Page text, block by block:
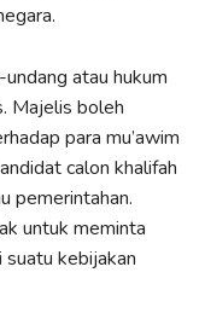
atau hukum
Majelis boleh
para mu’awim
calon khalifah
pemerintahan.
untuk meminta
kebijakan